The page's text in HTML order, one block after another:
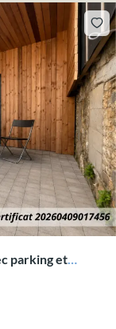
parking et